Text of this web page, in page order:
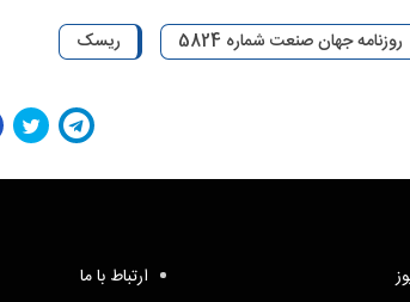
روزنامه جهان صنعت شماره 5824 ریسک
ارتباط با ما